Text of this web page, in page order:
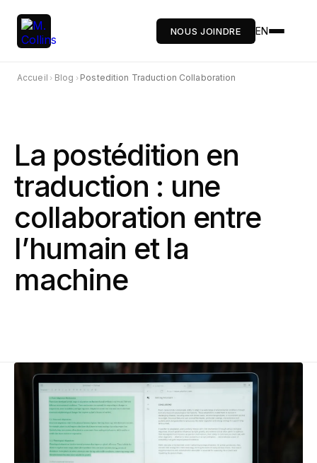
NOUS JOINDRE EN
Accueil › Blog › Postedition Traduction Collaboration
La postédition en
traduction : une
collaboration entre
l’humain et la
machine